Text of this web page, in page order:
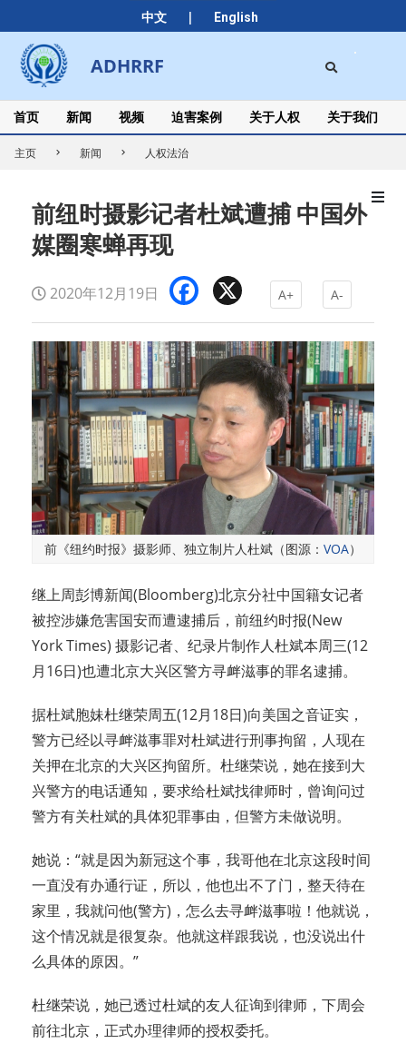
中文 | English
to
content
ADHRRF
Secondary
Navigation
Menu
首页 新闻 视频 迫害案例 关于人权 关于我们
主页 新闻 人权法治
前纽时摄影记者杜斌遭捕 中国外
媒圈寒蝉再现
2020年12月19日 Facebook A+ A-
前《纽约时报》摄影师、独立制片人杜斌（图源： VOA）
继上周彭博新闻(Bloomberg)北京分社中国籍女记者
被控涉嫌危害国安而遭逮捕后，前纽约时报(New
York Times) 摄影记者、纪录片制作人杜斌本周三(12
月16日)也遭北京大兴区警方寻衅滋事的罪名逮捕。
据杜斌胞妹杜继荣周五(12月18日)向美国之音证实，
警方已经以寻衅滋事罪对杜斌进行刑事拘留，人现在
关押在北京的大兴区拘留所。杜继荣说，她在接到大
兴警方的电话通知，要求给杜斌找律师时，曾询问过
警方有关杜斌的具体犯罪事由，但警方未做说明。
她说：“就是因为新冠这个事，我哥他在北京这段时间
一直没有办通行证，所以，他也出不了门，整天待在
家里，我就问他(警方)，怎么去寻衅滋事啦！他就说，
这个情况就是很复杂。他就这样跟我说，也没说出什
么具体的原因。”
杜继荣说，她已透过杜斌的友人征询到律师，下周会
前往北京，正式办理律师的授权委托。